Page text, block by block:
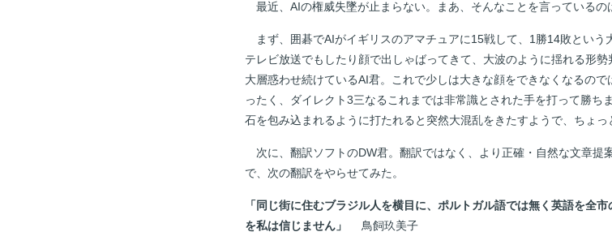
最近、AIの権威失墜が止まらない。まあ、そんなことを言っているの
まず、囲碁でAIがイギリスのアマチュアに15戦して、1勝14敗という
テレビ放送でもしたり顔で出しゃばってきて、大波のように揺れる形
大層惑わせ続けているAI君。これで少しは大きな顔をできなくなるの
ったく、ダイレクト3三なるこれまでは非常識とされた手を打って勝ち
石を包み込まれるように打たれると突然大混乱をきたすようで、ちょっ
次に、翻訳ソフトのDW君。翻訳ではなく、より正確・自然な文章提
で、次の翻訳をやらせてみた。
「同じ街に住むブラジル人を横目に、ポルトガル語では無く英語を全
を私は信じません」
鳥飼玖美子